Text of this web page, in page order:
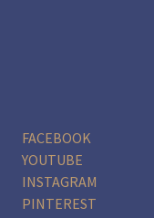
FACEBOOK
YOUTUBE
INSTAGRAM
PINTEREST